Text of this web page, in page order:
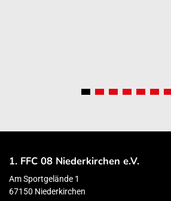
1. FFC 08 Niederkirchen e.V.
Am Sportgelände 1
67150 Niederkirchen